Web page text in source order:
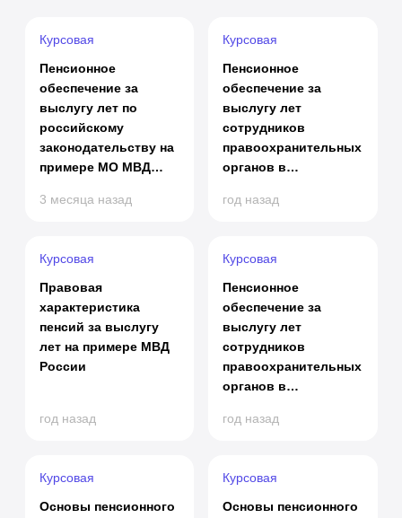
Курсовая
Пенсионное
обеспечение за
выслугу лет по
российскому
законодательству на
примере МО МВД
«Красноборский»
3 месяца назад
Курсовая
Пенсионное
обеспечение за
выслугу лет
сотрудников
правоохранительных
органов в
Федерации
год назад
Курсовая
Правовая
характеристика
пенсий за выслугу
лет на примере МВД
России
год назад
Курсовая
Пенсионное
обеспечение за
выслугу лет
сотрудников
правоохранительных
органов в
Федерации
год назад
Курсовая
Основы пенсионного
Курсовая
Основы пенсионного